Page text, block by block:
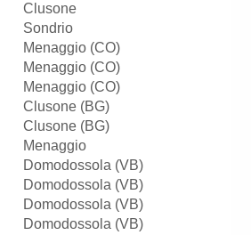
Clusone
Sondrio
Menaggio (CO)
Menaggio (CO)
Menaggio (CO)
Clusone (BG)
Clusone (BG)
Menaggio
Domodossola (VB)
Domodossola (VB)
Domodossola (VB)
Domodossola (VB)